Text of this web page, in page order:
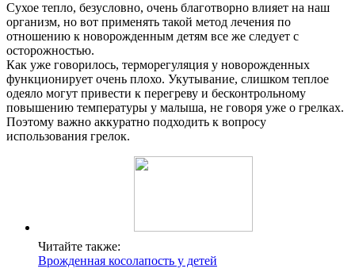
Сухое тепло, безусловно, очень благотворно влияет на наш
организм, но вот применять такой метод лечения по
отношению к новорожденным детям все же следует с
осторожностью.
Как уже говорилось, терморегуляция у новорожденных
функционирует очень плохо. Укутывание, слишком теплое
одеяло могут привести к перегреву и бесконтрольному
повышению температуры у малыша, не говоря уже о грелках.
Поэтому важно аккуратно подходить к вопросу
использования грелок.
Читайте также:
Врожденная косолапость у детей